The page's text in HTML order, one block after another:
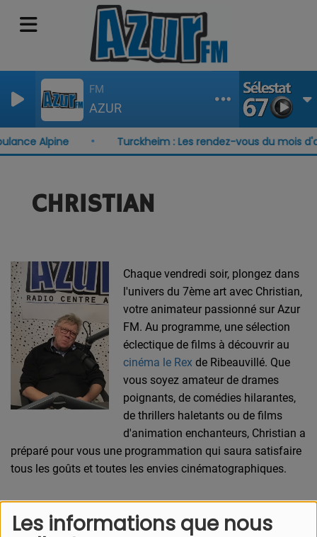
Les informations que nous
FM
AZUR
Alpine Turckheim : Les rendez-vous du mois
CHRISTIAN
Chaque vendredi soir, plongez dans
l'univers du 7ème art avec Christian,
votre animateur passionné sur Azur
FM. Au programme, une sélection
éclectique de films à découvrir au
cinéma le Rex de Ribeauvillé. Que
vous soyez amateur de drames
poignants, de comédies hilarantes,
de thrillers haletants ou de films
d'animation enchanteurs, Christian a
préparé pour vous une programmation qui saura satisfaire
tous les goûts et toutes les envies cinématographiques.